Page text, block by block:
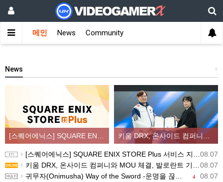
메인 News Community
+
News
키움 DRX, 온사이드 컴퍼니와 MOU 체결, 발로란트 기반 콘텐츠 생태계 확장
08.07
[스퀘어에닉스] SQUARE ENIX STORE Plus 서비스 지역 확대, 인기 신상품 라인업 순차적 입고
08.07
키움 DRX, 온사이드 컴퍼니와 MOU 체결, 발로란트 기반 콘텐츠 생태계 확장
4 08.07
귀무자(Onimusha) Way of the Sword -운명을 끊는 자 트레일러